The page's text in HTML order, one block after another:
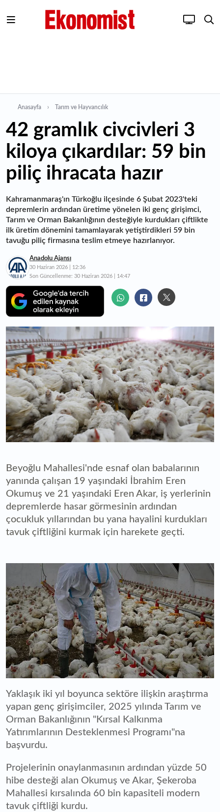
Anasayfa Tarım ve Hayvancılık
42 gramlık civcivleri 3
kiloya çıkardılar: 59 bin
piliç ihracata hazır
Kahramanmaraş'ın Türkoğlu ilçesinde 6 Şubat 2023'teki
depremlerin ardından üretime yönelen iki genç girişimci,
Tarım ve Orman Bakanlığının desteğiyle kurdukları çiftlikte
ilk üretim dönemini tamamlayarak yetiştirdikleri 59 bin
tavuğu piliç firmasına teslim etmeye hazırlanıyor.
Anadolu Ajansı
30 Haziran 2026 | 12:36
Son Güncellenme: 30 Haziran 2026 | 14:47
Beyoğlu Mahallesi'nde esnaf olan babalarının
yanında çalışan 19 yaşındaki İbrahim Eren
Okumuş ve 21 yaşındaki Eren Akar, iş yerlerinin
depremlerde hasar görmesinin ardından
çocukluk yıllarından bu yana hayalini kurdukları
tavuk çiftliğini kurmak için harekete geçti.
Yaklaşık iki yıl boyunca sektöre ilişkin araştırma
yapan genç girişimciler, 2025 yılında Tarım ve
Orman Bakanlığının "Kırsal Kalkınma
Yatırımlarının Desteklenmesi Programı"na
başvurdu.
Projelerinin onaylanmasının ardından yüzde 50
hibe desteği alan Okumuş ve Akar, Şekeroba
Mahallesi kırsalında 60 bin kapasiteli modern
tavuk çiftliği kurdu.